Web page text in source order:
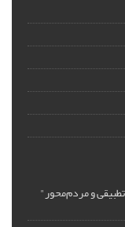
و مردم‌محور"